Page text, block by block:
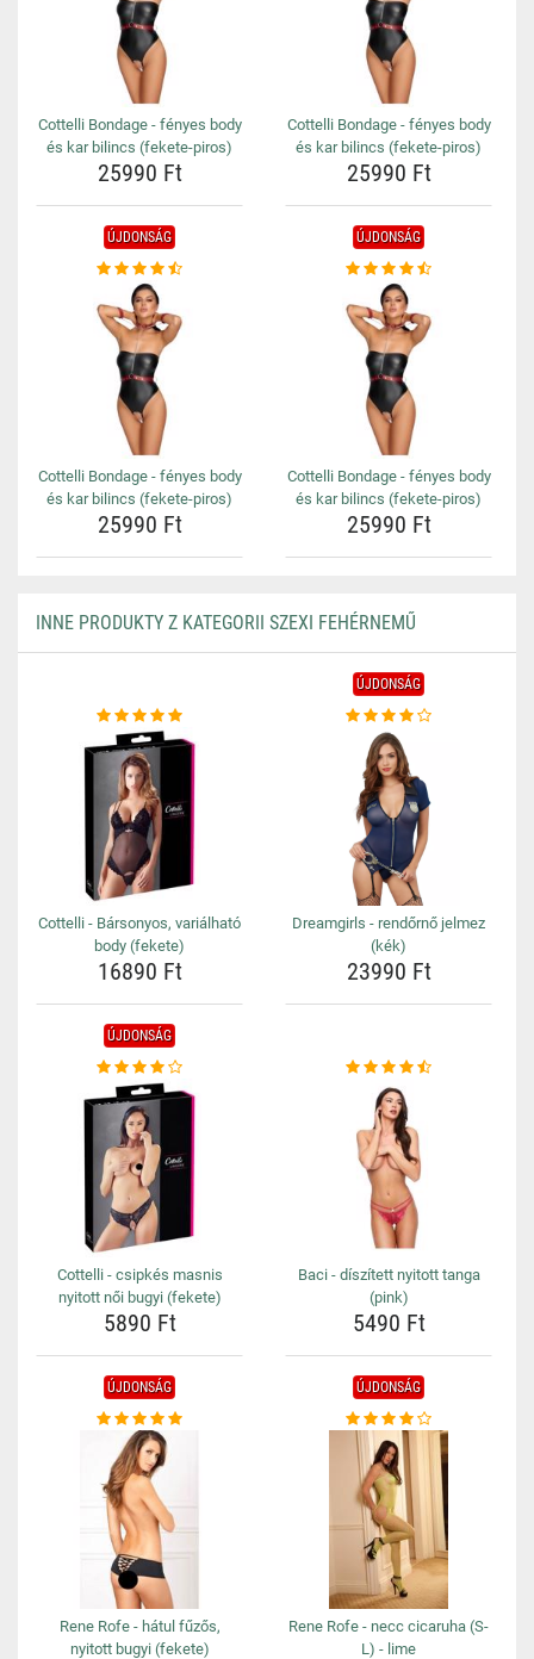
Cottelli Bondage - fényes body
és kar bilincs (fekete-piros)
25990 Ft
Cottelli Bondage - fényes body
és kar bilincs (fekete-piros)
25990 Ft
ÚJDONSÁG
Cottelli Bondage - fényes body
és kar bilincs (fekete-piros)
25990 Ft
ÚJDONSÁG
Cottelli Bondage - fényes body
és kar bilincs (fekete-piros)
25990 Ft
INNE PRODUKTY Z KATEGORII SZEXI FEHÉRNEMŰ
Cottelli - Bársonyos, variálható
body (fekete)
16890 Ft
ÚJDONSÁG
Dreamgirls - rendőrnő jelmez
(kék)
23990 Ft
ÚJDONSÁG
Cottelli - csipkés masnis
nyitott női bugyi (fekete)
5890 Ft
Baci - díszített nyitott tanga
(pink)
5490 Ft
ÚJDONSÁG
Rene Rofe - hátul fűzős,
nyitott bugyi (fekete)
ÚJDONSÁG
Rene Rofe - necc cicaruha (S-
L) - lime